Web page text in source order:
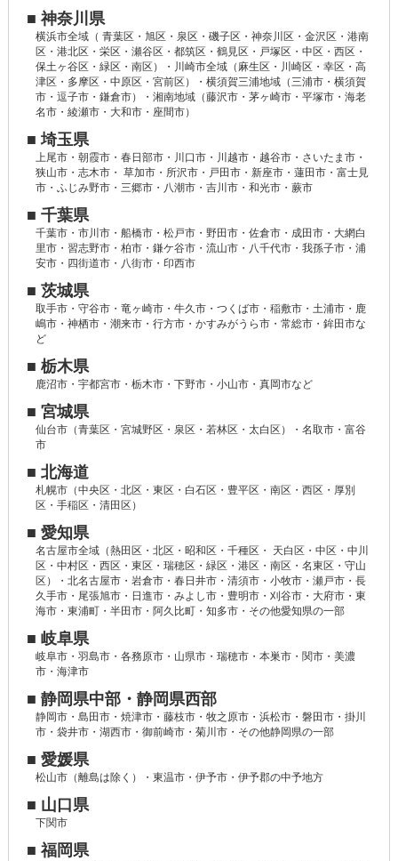
■ 神奈川県
横浜市全域（ 青葉区・旭区・泉区・磯子区・神奈川区・金沢区・港南
区・港北区・栄区・瀬谷区・都筑区・鶴見区・戸塚区・中区・西区・
保土ヶ谷区・緑区・南区）・川崎市全域（麻生区・川崎区・幸区・高
津区・多摩区・中原区・宮前区）・横須賀三浦地域（三浦市・横須賀
市・逗子市・鎌倉市）・湘南地域（藤沢市・茅ヶ崎市・平塚市・海老
名市・綾瀬市・大和市・座間市）
■ 埼玉県
上尾市・朝霞市・春日部市・川口市・川越市・越谷市・さいたま市・
狭山市・志木市・ 草加市・所沢市・戸田市・新座市・蓮田市・富士見
市・ふじみ野市・三郷市・八潮市・吉川市・和光市・蕨市
■ 千葉県
千葉市・市川市・船橋市・松戸市・野田市・佐倉市・成田市・大網白
里市・習志野市・柏市・鎌ケ谷市・流山市・八千代市・我孫子市・浦
安市・四街道市・八街市・印西市
■ 茨城県
取手市・守谷市・竜ヶ崎市・牛久市・つくば市・稲敷市・土浦市・鹿
嶋市・神栖市・潮来市・行方市・かすみがうら市・常総市・鉾田市な
ど
■ 栃木県
鹿沼市・宇都宮市・栃木市・下野市・小山市・真岡市など
■ 宮城県
仙台市（青葉区・宮城野区・泉区・若林区・太白区）・名取市・富谷
市
■ 北海道
札幌市（中央区・北区・東区・白石区・豊平区・南区・西区・厚別
区・手稲区・清田区）
■ 愛知県
名古屋市全域（熱田区・北区・昭和区・千種区・ 天白区・中区・中川
区・中村区・西区・東区・瑞穂区・緑区・港区・南区・名東区・守山
区）・北名古屋市・岩倉市・春日井市・清須市・小牧市・瀬戸市・長
久手市・尾張旭市・日進市・みよし市・豊明市・刈谷市・大府市・東
海市・東浦町・半田市・阿久比町・知多市・その他愛知県の一部
■ 岐阜県
岐阜市・羽島市・各務原市・山県市・瑞穂市・本巣市・関市・美濃
市・海津市
■ 静岡県中部・静岡県西部
静岡市・島田市・焼津市・藤枝市・牧之原市・浜松市・磐田市・掛川
市・袋井市・湖西市・御前崎市・菊川市・その他静岡県の一部
■ 愛媛県
松山市（離島は除く）・東温市・伊予市・伊予郡の中予地方
■ 山口県
下関市
■ 福岡県